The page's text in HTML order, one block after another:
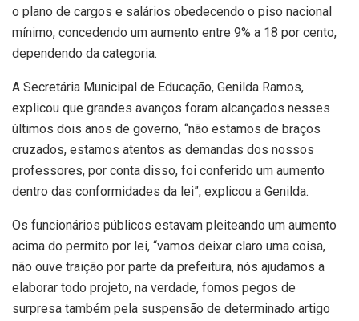
o plano de cargos e salários obedecendo o piso nacional
mínimo, concedendo um aumento entre 9% a 18 por cento,
dependendo da categoria.
A Secretária Municipal de Educação, Genilda Ramos,
explicou que grandes avanços foram alcançados nesses
últimos dois anos de governo, “não estamos de braços
cruzados, estamos atentos as demandas dos nossos
professores, por conta disso, foi conferido um aumento
dentro das conformidades da lei”, explicou a Genilda.
Os funcionários públicos estavam pleiteando um aumento
acima do permito por lei, “vamos deixar claro uma coisa,
não ouve traição por parte da prefeitura, nós ajudamos a
elaborar todo projeto, na verdade, fomos pegos de
surpresa também pela suspensão de determinado artigo